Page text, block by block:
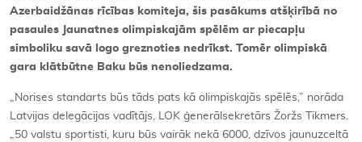
Azerbaidžānas rīcības komiteja, šis pasākums atšķirībā no
pasaules Jaunatnes olimpiskajām spēlēm ar piecapļu
simboliku savā logo greznoties nedrīkst. Tomēr olimpiskā
gara klātbūtne Baku būs nenoliedzama.
„Norises standarts būs tāds pats kā olimpiskajās spēlēs,” norāda
Latvijas delegācijas vadītājs, LOK ģenerālsekretārs Žoržs Tikmers.
„50 valstu sportisti, kuru būs vairāk nekā 6000, dzīvos jaunuzceltā